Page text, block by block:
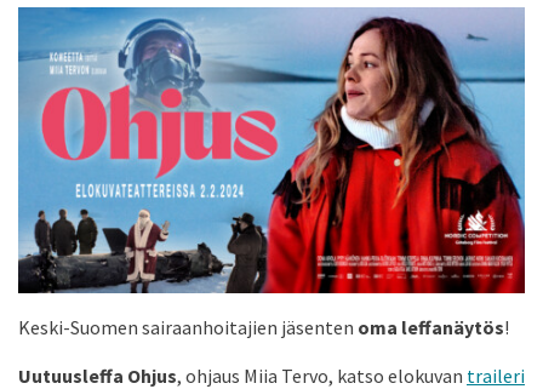
Keski-Suomen sairaanhoitajien jäsenten oma leffanäytös!
Uutuusleffa Ohjus, ohjaus Miia Tervo, katso elokuvan traileri